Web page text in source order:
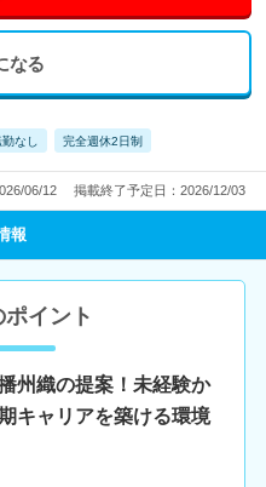
なる
なし 完全週休2日制
06/12 掲載終了予定日：2026/12/03
報
イント
州織の提案！未経験か
キャリアを築ける環境